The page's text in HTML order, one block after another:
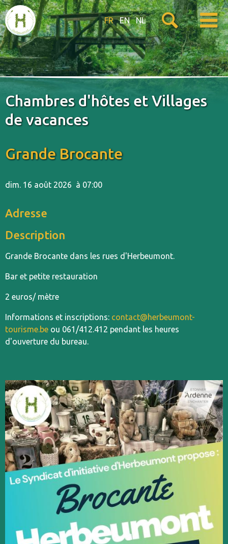
FR EN NL
Chambres d'hôtes et Villages
de vacances
Grande Brocante
dim. 16 août 2026 à 07:00
Adresse
Description
Grande Brocante dans les rues d'Herbeumont.
Bar et petite restauration
2 euros/ mètre
Informations et inscriptions: contact@herbeumont-
tourisme.be ou 061/412.412 pendant les heures
d'ouverture du bureau.